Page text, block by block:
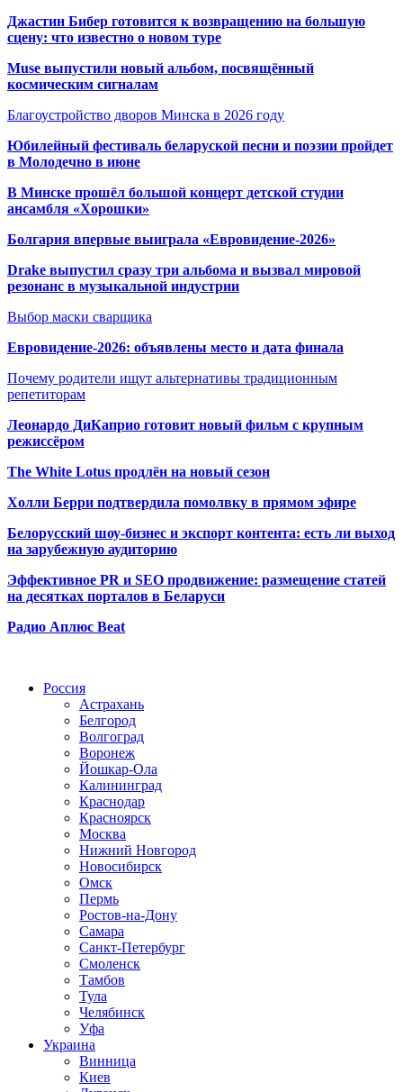
Джастин Бибер готовится к возвращению на большую
сцену: что известно о новом туре
Muse выпустили новый альбом, посвящённый
космическим сигналам
Благоустройство дворов Минска в 2026 году
Юбилейный фестиваль беларуской песни и поэзии пройдет
в Молодечно в июне
В Минске прошёл большой концерт детской студии
ансамбля «Хорошки»
Болгария впервые выиграла «Евровидение-2026»
Drake выпустил сразу три альбома и вызвал мировой
резонанс в музыкальной индустрии
Выбор маски сварщика
Евровидение-2026: объявлены место и дата финала
Почему родители ищут альтернативы традиционным
репетиторам
Леонардо ДиКаприо готовит новый фильм с крупным
режиссёром
The White Lotus продлён на новый сезон
Холли Берри подтвердила помолвку в прямом эфире
Белорусский шоу-бизнес и экспорт контента: есть ли выход
на зарубежную аудиторию
Эффективное PR и SEO продвижение: размещение статей
на десятках порталов в Беларуси
Радио Аплюс Beat
Россия
Астрахань
Белгород
Волгоград
Воронеж
Йошкар-Ола
Калининград
Краснодар
Красноярск
Москва
Нижний Новгород
Новосибирск
Омск
Пермь
Ростов-на-Дону
Самара
Санкт-Петербург
Смоленск
Тамбов
Тула
Челябинск
Уфа
Украина
Винница
Киев